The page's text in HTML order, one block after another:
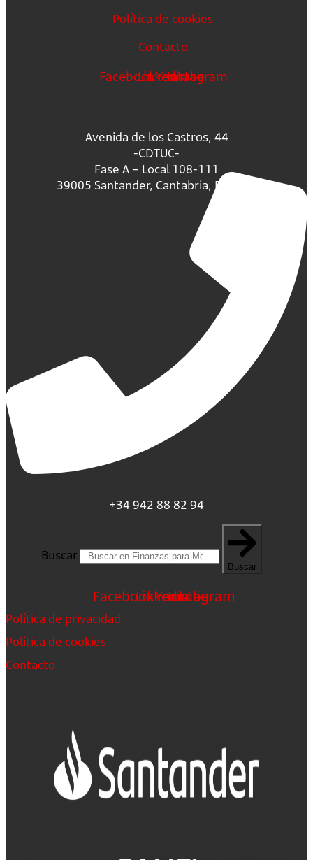
Política de cookies
Contacto
FacebookLinkedin
Youtube
Instagram
Avenida de los Castros, 44
-CDTUC-
Fase A – Local 108-111
39005 Santander, Cantabria, España.
+34 942 88 82 94
Buscar
Buscar
FacebookLinkedin
Youtube
Instagram
Política de privacidad
Política de cookies
Contacto